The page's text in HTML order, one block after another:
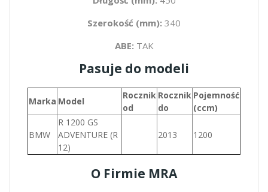
Szerokość (mm): 340
ABE: TAK
Pasuje do modeli
Marka Model
Rocznik
od
Rocznik
do
Pojemność
(ccm)
BMW
R 1200 GS
ADVENTURE (R
12)
2013 1200
O Firmie MRA